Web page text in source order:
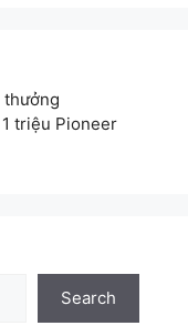
thưởng
triệu Pioneer
Search